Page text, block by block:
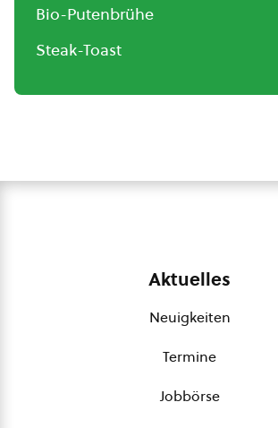
Bio-Putenbrühe
Steak-Toast
Aktuelles
Neuigkeiten
Termine
Jobbörse